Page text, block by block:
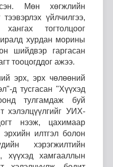
Мөн хөгжлийн
үйлчилгээ,
тогтолцоог
хурдан морины
шийдвэр гаргасан
тооцогддог ажээ.
эрх, эрх чөлөөний
д тусгасан "Хүүхэд
тулгамдаж буй
хэлэлцүүлгийг УИХ-
нээж, цахимаар
эрхийн илтгэл болон
хэрэгжилтийн
хүүхэд хамгааллын